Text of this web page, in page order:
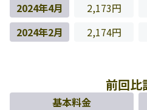
2024年4月
2,173円
2024年2月
2,174円
前回比
基本料金